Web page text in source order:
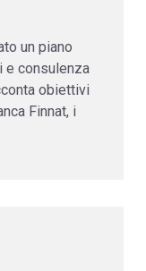
un piano
e consulenza
obiettivi
Finnat, i